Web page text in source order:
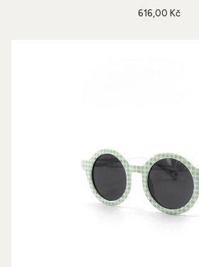
616,00 Kč